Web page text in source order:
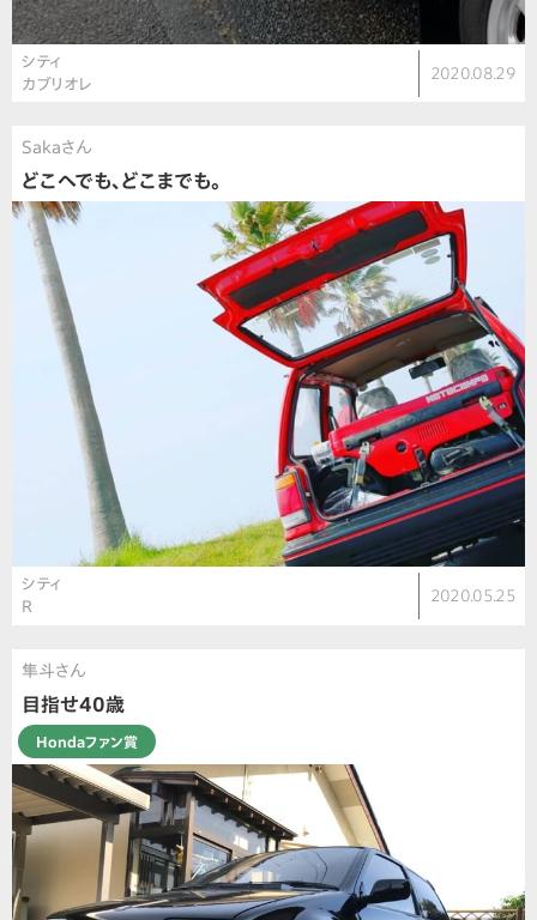
シティ
カブリオレ
2020.08.29
Sakaさん
どこへでも、どこまでも。
シティ
R
2020.05.25
隼斗さん
目指せ40歳
Hondaファン賞